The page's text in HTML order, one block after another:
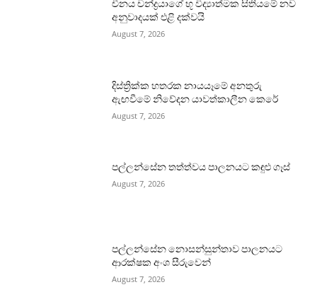
චීනය චන්ද්‍රයාගේ භූ විද්‍යාත්මක සිතියමේ නව
අනුවාදයක් එළි දක්වයි
August 7, 2026
දිස්ත්‍රික්ක හතරක නායයෑමේ අනතුරු
ඇඟවීමේ නිවේදන යාවත්කාලීන කෙරේ
August 7, 2026
පල්ලන්සේන තත්ත්වය පාලනයට කඳුළු ගෑස්
August 7, 2026
පල්ලන්සේන නොසන්සුන්තාව පාලනයට
ආරක්ෂක අංශ සීරුවෙන්
August 7, 2026